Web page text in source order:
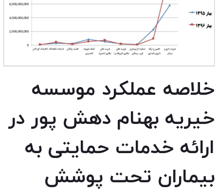
خلاصه عملکرد موسسه
خیریه بهنام دهش پور در
ارائه خدمات حمایتی به
بیماران تحت پوشش